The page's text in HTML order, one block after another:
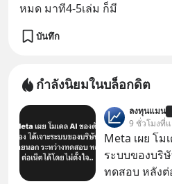
หมด มาที4-5เล่ม ก็มี
บันทึก
กำลังนิยมในบล็อกดิต
ลงทุนแมน
9 ชั่วโมงที่แ
Meta เผย โม
ระบบของบริ
ทดสอบ หลังต่